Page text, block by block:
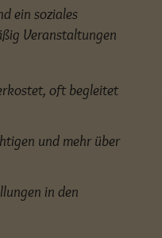
ein soziales
Veranstaltungen
oft begleitet
und mehr über
in den